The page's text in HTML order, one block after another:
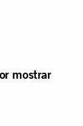
mostrar